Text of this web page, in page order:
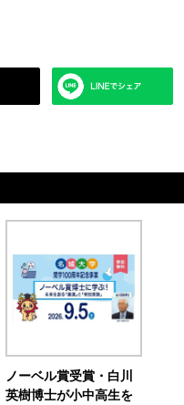
ノーベル賞受賞・白川
英樹博士が小中高生を